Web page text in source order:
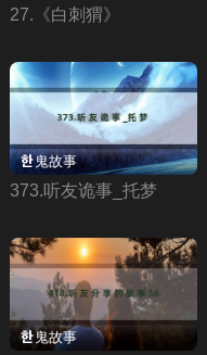
27.《白刺猬》
鬼故事
373.听友诡事_托梦
鬼故事